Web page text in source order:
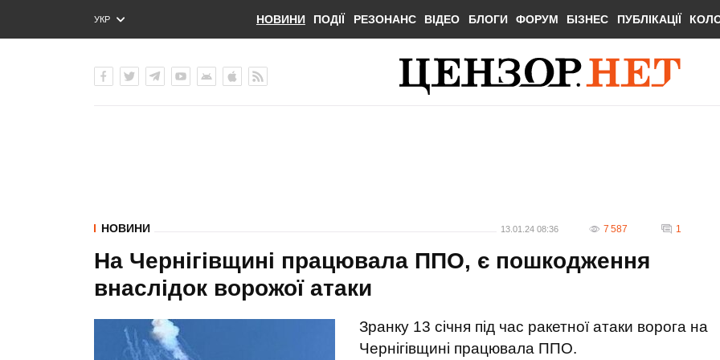
УКР
ENG
НОВИНИ ПОДІЇ РЕЗОНАНС ВІДЕО БЛОГИ ФОРУМ БІЗНЕС ПУБЛІКАЦІЇ
НОВИНИ 13.01.24 08:36 7 587 1
На Чернігівщині працювала ППО, є пошкодження
внаслідок ворожої атаки
Зранку 13 січня під час ракетної атаки ворога на
Чернігівщині працювала ППО.